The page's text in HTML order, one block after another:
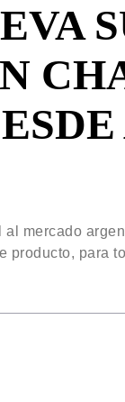
mercado
producto, para